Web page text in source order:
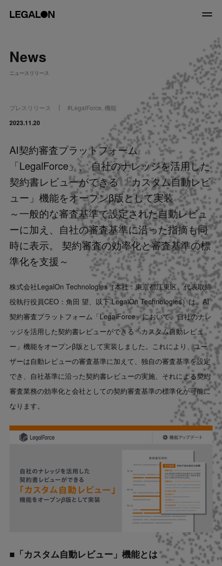
About
役員紹介
Service
News
Recruit
LegalOn Now
Contact
US website
News
ニュースリリース
プレスリリース #LegalForce ,機能
2023.11.20
AI契約審査プラットフォーム
「LegalForce」、 自社のナレッジを活用した
契約書レビューができる 「カスタム自動レビ
ュー」機能をオープンβ版として実装
～一般的な審査基準で設定された自動レビュ
ーに加え、自社の審査基準に沿った指摘も同
時に表示。 契約審査の効率化と審査基準の標
準化を支援～
株式会社LegalOn Technologies（本社：東京都江東区、代表取締
役執行役員CEO：角田 望、以下 LegalOn Technologies）は、AI
契約審査プラットフォーム「LegalForce」において、自社のナレ
ッジを活用した契約書レビューができる「カスタム自動レビュ
ー」機能をオープンβ版として実装しました。これにより、ユー
ザーは自動レビューの審査基準に加えて、独自の審査基準を設定
でき、自社基準に沿った契約書レビューの実施、それによる契約
審査業務の効率化と会社としての契約審査基準の標準化が可能に
なります。
■「カスタム自動レビュー」機能とは